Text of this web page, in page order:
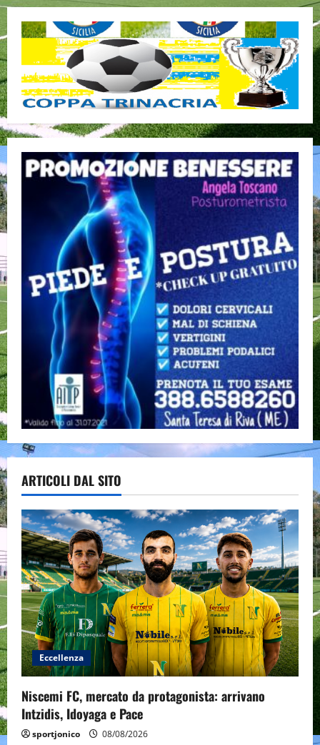
ARTICOLI DAL SITO
Eccellenza
Niscemi FC, mercato da protagonista: arrivano
Intzidis, Idoyaga e Pace
sportjonico 08/08/2026